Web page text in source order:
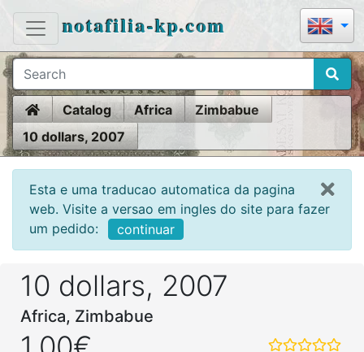
notafilia-kp.com
HomeCatalog Africa
Zimbabue
10 dollars, 2007
Esta e uma traducao automatica da pagina
web. Visite a versao em ingles do site para fazer
um pedido:
continuar
10 dollars, 2007
Africa, Zimbabue